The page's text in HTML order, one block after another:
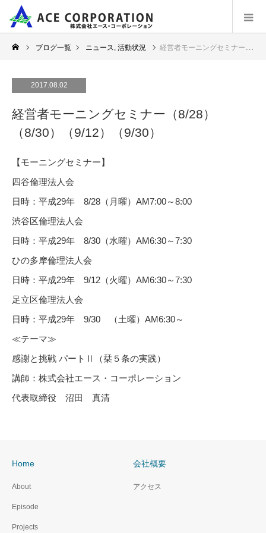
ブログ一覧 ニュース, 活動状況 経営者モーニングセミナー（8/28）（8/30）（9/12）（9/30）
2017.08.02
経営者モーニングセミナー（8/28）
（8/30）（9/12）（9/30）
【モーニングセミナー】
四谷倫理法人会
日時：平成29年 8/28（月曜）AM7:00～8:00
渋谷区倫理法人会
日時：平成29年 8/30（水曜）AM6:30～7:30
ひの多摩倫理法人会
日時：平成29年 9/12（火曜）AM6:30～7:30
足立区倫理法人会
日時：平成29年 9/30 （土曜）AM6:30～
≪テーマ≫
感謝と挑戦 パートⅡ（栞５条の実践）
講師：株式会社エース・コーポレーション
代表取締役 沼田 真清
Home
About
Episode
Projects
会社概要
アクセス